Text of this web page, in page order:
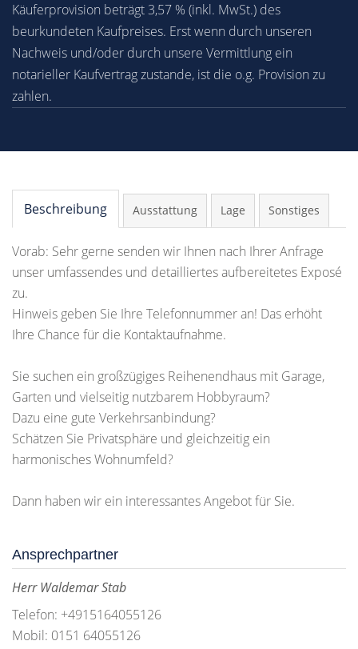
Käuferprovision beträgt 3,57 % (inkl. MwSt.) des
beurkundeten Kaufpreises. Erst wenn durch unseren
Nachweis und/oder durch unsere Vermittlung ein
notarieller Kaufvertrag zustande, ist die o.g. Provision zu
zahlen.
Beschreibung Ausstattung Lage Sonstiges
Vorab: Sehr gerne senden wir Ihnen nach Ihrer Anfrage
unser umfassendes und detailliertes aufbereitetes Exposé
zu.
Hinweis geben Sie Ihre Telefonnummer an! Das erhöht
Ihre Chance für die Kontaktaufnahme.
Sie suchen ein großzügiges Reihenendhaus mit Garage,
Garten und vielseitig nutzbarem Hobbyraum?
Dazu eine gute Verkehrsanbindung?
Schätzen Sie Privatsphäre und gleichzeitig ein
harmonisches Wohnumfeld?
Dann haben wir ein interessantes Angebot für Sie.
Ansprechpartner
Herr Waldemar Stab
Telefon: +4915164055126
Mobil: 0151 64055126